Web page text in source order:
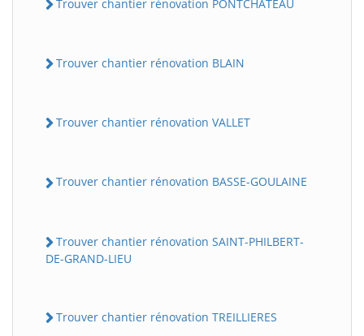
Trouver chantier rénovation PONTCHATEAU
Trouver chantier rénovation BLAIN
Trouver chantier rénovation VALLET
Trouver chantier rénovation BASSE-GOULAINE
Trouver chantier rénovation SAINT-PHILBERT-
DE-GRAND-LIEU
Trouver chantier rénovation TREILLIERES